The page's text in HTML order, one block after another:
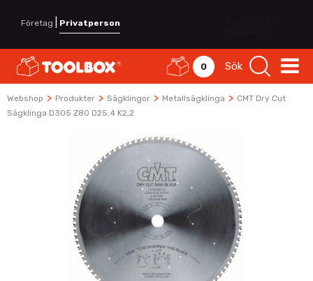
Företag Privatperson
0 Sök
Webshop > Produkter > Sågklingor > Metallsågklinga > CMT Dry Cut
Sågklinga D305 Z80 D25,4 K2,2